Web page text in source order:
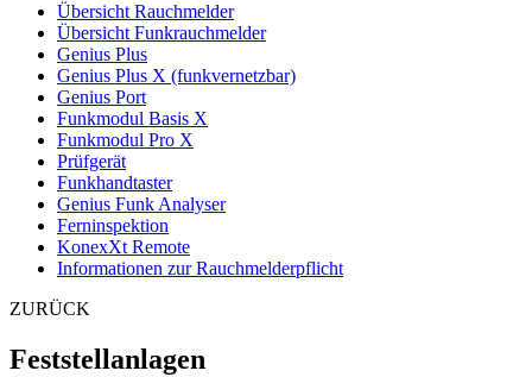
Übersicht Rauchmelder
Übersicht Funkrauchmelder
Genius Plus
Genius Plus X (funkvernetzbar)
Genius Port
Funkmodul Basis X
Funkmodul Pro X
Prüfgerät
Funkhandtaster
Genius Funk Analyser
Ferninspektion
KonexXt Remote
Informationen zur Rauchmelderpflicht
ZURÜCK
Feststellanlagen